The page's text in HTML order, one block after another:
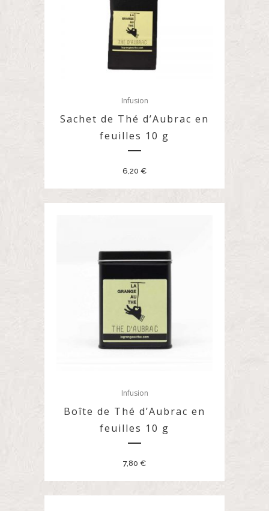
Infusion
Sachet de Thé d’Aubrac en
feuilles 10 g
6,20 €
Infusion
Boîte de Thé d’Aubrac en
feuilles 10 g
7,80 €